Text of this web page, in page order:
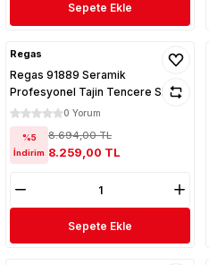
Sepete Ekle
Regas
Regas 91889 Seramik
Profesyonel Tajin Tencere Siyah
32 cm
0 Yorum
%5
İndirim
8.694,00 TL
8.259,00 TL
Sepete Ekle